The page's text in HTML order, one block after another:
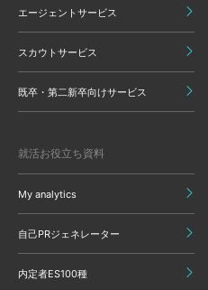
エージェントサービス
スカウトサービス
既卒・第二新卒向けサービス
就活お役立ち資料
My analytics
自己PRジェネレーター
内定者ES100種